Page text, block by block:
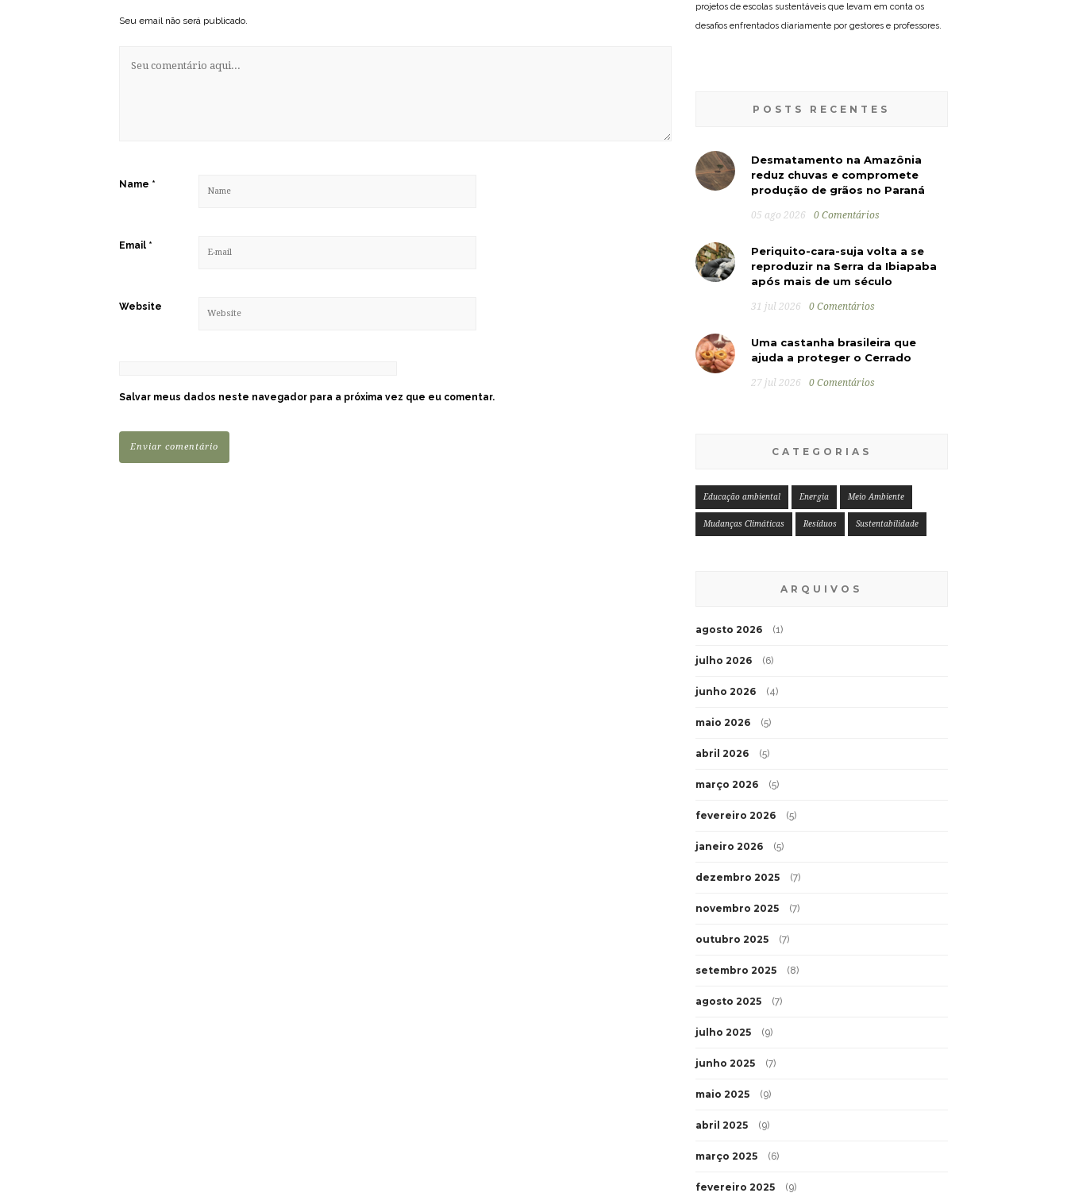
Seu email não será publicado.
Name *
Email *
Website
Salvar meus dados neste navegador para a próxima vez que eu comentar.
projetos de escolas sustentáveis que levam em conta os
desafios enfrentados diariamente por gestores e professores.
POSTS RECENTES
Desmatamento na Amazônia
reduz chuvas e compromete
produção de grãos no Paraná
05 ago 2026 0 Comentários
Periquito-cara-suja volta a se
reproduzir na Serra da Ibiapaba
após mais de um século
31 jul 2026 0 Comentários
Uma castanha brasileira que
ajuda a proteger o Cerrado
27 jul 2026 0 Comentários
CATEGORIAS
Educação ambiental Energia Meio Ambiente
Mudanças Climáticas Resíduos Sustentabilidade
ARQUIVOS
agosto 2026 (1)
julho 2026 (6)
junho 2026 (4)
maio 2026 (5)
abril 2026 (5)
março 2026 (5)
fevereiro 2026 (5)
janeiro 2026 (5)
dezembro 2025 (7)
novembro 2025 (7)
outubro 2025 (7)
setembro 2025 (8)
agosto 2025 (7)
julho 2025 (9)
junho 2025 (7)
maio 2025 (9)
abril 2025 (9)
março 2025 (6)
fevereiro 2025 (9)